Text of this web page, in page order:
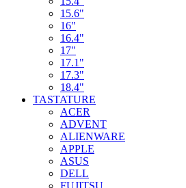
15.6"
16"
16.4"
17"
17.1"
17.3"
18.4"
TASTATURE
ACER
ADVENT
ALIENWARE
APPLE
ASUS
DELL
FUJITSU